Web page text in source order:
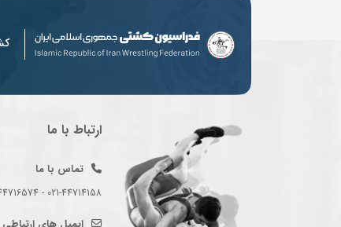
ارتباط با ما
تماس با ما
021-44714158 - 021-44716574 - 021-44714489